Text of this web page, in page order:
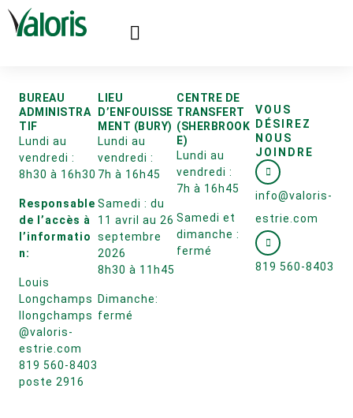
BUREAU
ADMINISTRA
TIF
Lundi au
vendredi :
8h30 à 16h30
Responsable
de l’accès à
l’informatio
n:
Louis
Longchamps
llongchamps
@valoris-
estrie.com
819 560-8403
poste 2916
LIEU
D’ENFOUISSE
MENT (BURY)
Lundi au
vendredi :
7h à 16h45
Samedi : du
11 avril au 26
septembre
2026
8h30 à 11h45
Dimanche:
fermé
CENTRE DE
TRANSFERT
(SHERBROOK
E)
Lundi au
vendredi :
7h à 16h45
Samedi et
dimanche :
fermé
VOUS
DÉSIREZ
NOUS
JOINDRE
info@valoris-
estrie.com
819 560-8403